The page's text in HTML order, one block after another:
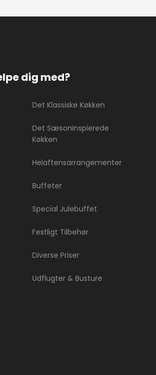
dig med?
Det Klassiske Køkken
Det Sæsoninspierede
Køkken
Helaftensarrangementer
Buffeter
Special Julebuffet
Festligt Tilbehør
Diverse Priser
Udflugter & Busture